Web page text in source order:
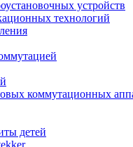
устройств
технологий
коммутационных
детей